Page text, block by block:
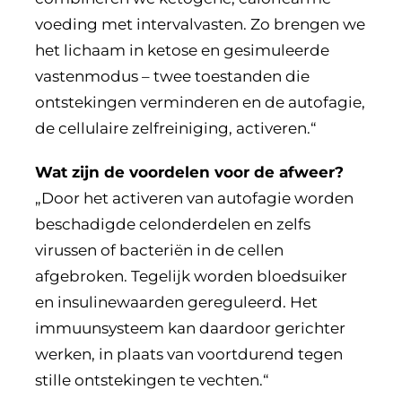
voeding met intervalvasten. Zo brengen we
het lichaam in ketose en gesimuleerde
vastenmodus – twee toestanden die
ontstekingen verminderen en de autofagie,
de cellulaire zelfreiniging, activeren.“
Wat zijn de voordelen voor de afweer?
„Door het activeren van autofagie worden
beschadigde celonderdelen en zelfs
virussen of bacteriën in de cellen
afgebroken. Tegelijk worden bloedsuiker
en insulinewaarden gereguleerd. Het
immuunsysteem kan daardoor gerichter
werken, in plaats van voortdurend tegen
stille ontstekingen te vechten.“